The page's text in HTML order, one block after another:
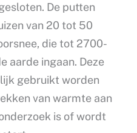
De putten
van 20 tot 50
die tot 2700-
aarde ingaan. Deze
gebruikt worden
van warmte aan
is of wordt